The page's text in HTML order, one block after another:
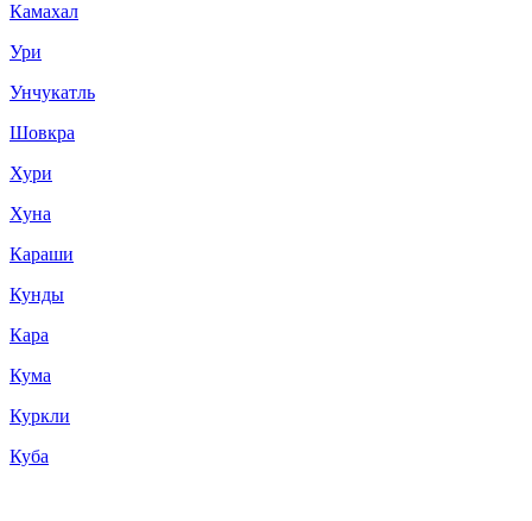
Камахал
Ури
Унчукатль
Шовкра
Хури
Хуна
Караши
Кунды
Кара
Кума
Куркли
Куба